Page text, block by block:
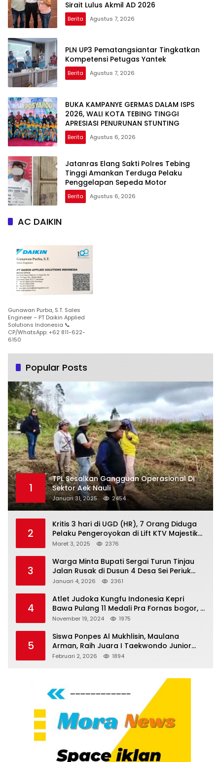
Sirait Lulus Akmil AD 2026
Berita Agustus 7, 2026
PLN UP3 Pematangsiantar Tingkatkan
Kompetensi Petugas Yantek
Berita Agustus 7, 2026
BUKA KAMPANYE GERMAS DALAM ISPS
2026, WALI KOTA TEBING TINGGI
APRESIASI PENURUNAN STUNTING
Berita Agustus 6, 2026
Jatanras Elang Sakti Polres Tebing
Tinggi Amankan Terduga Pelaku
Penggelapan Sepeda Motor
Berita Agustus 6, 2026
AC DAIKIN
Gunawan Purba, S.T. Sales
Engineer – PT Daikin Applied
Solutions Indonesia 📞
CP/WhatsApp: +62 811-622-
6150
Popular Posts
1
TPL Sesalkan Gangguan Operasional Di
Sektor Aek Nauli
Januari 31, 2025 2454
2
Kritis 3 hari di UGD (HR), 7 Orang Diduga
Pelaku Pengeroyokan di Lift KTV Majestik
Melenggang Bebas, Kantor Hukum JAP
Tanjungpinang
Maret 3, 2025 2376
3
Warga Minta Bupati Sergai Turun Tinjau
Jalan Rusak di Dusun 4 Desa Sei Periuk
Serdang Bedagai
Januari 4, 2026 2361
4
Atlet Judoka Kungfu Indonesia Kepri
Bawa Pulang 11 Medali Pra Fornas bogor, 3
Emas dan 8 Perunggu.
November 19, 2024 1975
5
Siswa Ponpes Al Mukhlisin, Maulana
Arman, Raih Juara I Taekwondo Junior
Putra di Riau National Championship 2026
Februari 2, 2026 1894